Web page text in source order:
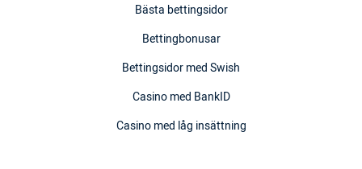
Bästa bettingsidor
Bettingbonusar
Bettingsidor med Swish
Casino med BankID
Casino med låg insättning